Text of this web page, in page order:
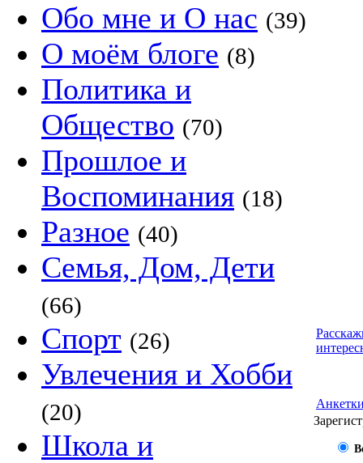
Обо мне и О нас (39)
О моём блоге (8)
Политика и
Общество (70)
Прошлое и
Воспоминания (18)
Разное (40)
Семья, Дом, Дети
(66)
Спорт (26)
Увлечения и Хобби
(20)
Школа и